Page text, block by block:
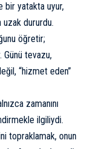
bir yatakta uyur,
uzak dururdu.
öğretir;
tevazu,
“hizmet eden”
zamanını
ilgiliydi.
topraklamak, onun